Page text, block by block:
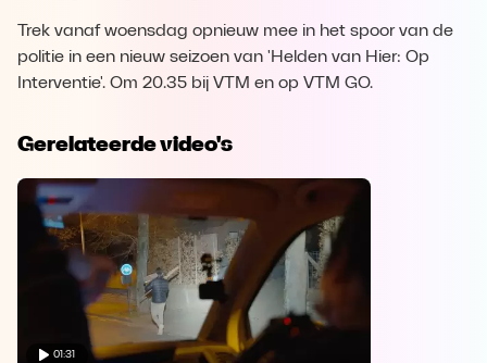
Trek vanaf woensdag opnieuw mee in het spoor van de
politie in een nieuw seizoen van 'Helden van Hier: Op
Interventie'. Om 20.35 bij VTM en op VTM GO.
Gerelateerde video's
01:31